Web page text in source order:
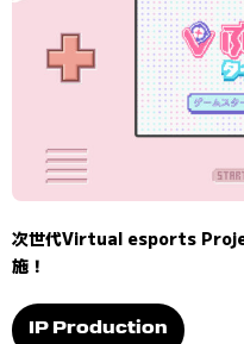
次世代Virtual esports
施！
IP Production